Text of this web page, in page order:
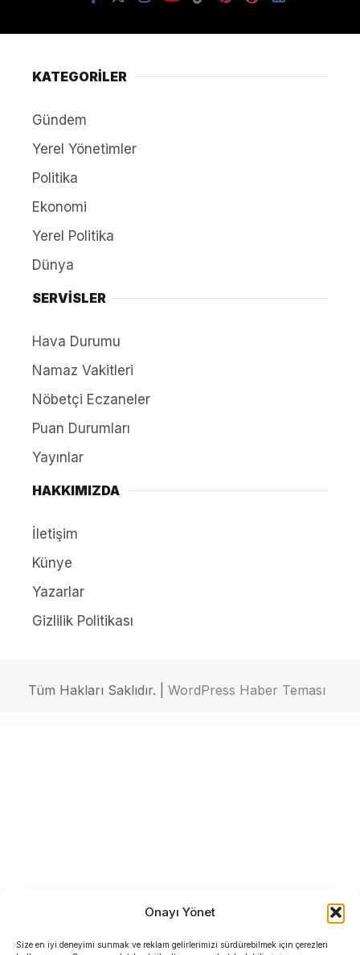
Onayı Yönet
Size en iyi deneyimi sunmak ve reklam gelirlerimizi sürdürebilmek için çerezleri
KATEGORİLER
Gündem
Yerel Yönetimler
Politika
Ekonomi
Yerel Politika
Dünya
SERVİSLER
Hava Durumu
Namaz Vakitleri
Nöbetçi Eczaneler
Puan Durumları
Yayınlar
HAKKIMIZDA
İletişim
Künye
Yazarlar
Gizlilik Politikası
Tüm Hakları Saklıdır. | WordPress Haber Teması